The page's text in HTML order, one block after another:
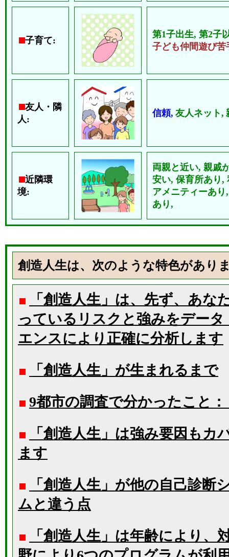
子育て:
第1子出生, 第2子
子ども仲間遊び
友人・隣
人:
信頼, 友人ネット,
近隣環
境:
両親と近い, 親戚
安い, 保育所あり,
アメニティーあ
あり,
創造人生は、次のような特色があり
「創造人生」は、先ず、あな
っているリスクと強みをデータ
エンスにより正確に分析します
「創造人生」が生まれるまで
9都市の調査で分かったこと
「創造人生」は強み要因もカ
ます
「創造人生」が他の自己診断
ムと違う点
「創造人生」は年齢により、